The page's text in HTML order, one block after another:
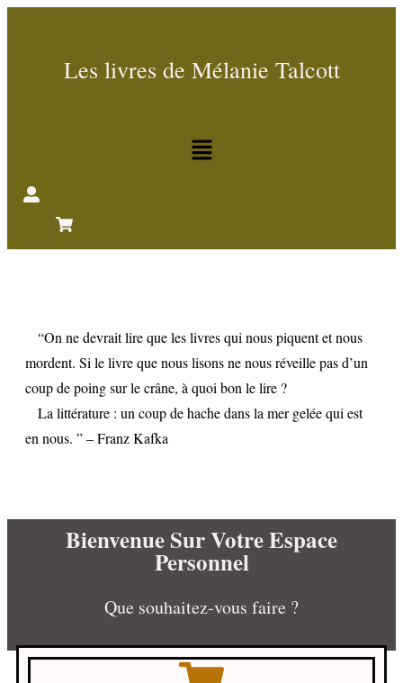
Les livres de Mélanie Talcott
“On ne devrait lire que les livres qui nous piquent et nous
mordent. Si le livre que nous lisons ne nous réveille pas d’un
coup de poing sur le crâne, à quoi bon le lire ?
La littérature : un coup de hache dans la mer gelée qui est
en nous. ” – Franz Kafka
Bienvenue Sur Votre Espace
Personnel
Que souhaitez-vous faire ?